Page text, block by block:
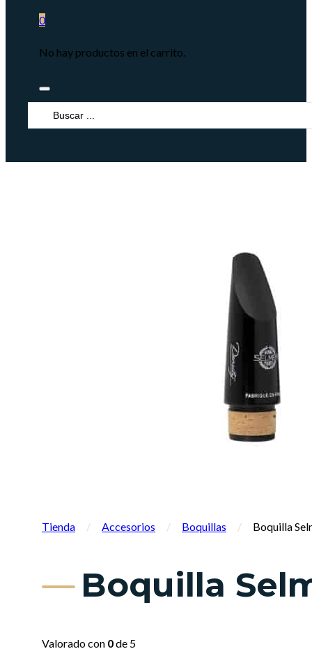
0
No hay productos en el carrito.
Search
...
Tienda / Accesorios / Boquillas / Boquilla
Boquilla
Valorado con 0de 5